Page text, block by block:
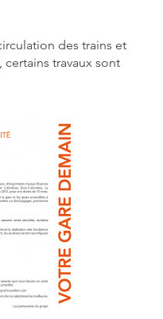
des trains et
certains travaux sont